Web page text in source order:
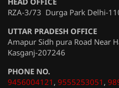
RZA-3/73 Durga Park Delhi-
UTTAR PRADESH OFFICE
Amapur Sidh pura Road Near
Kasganj-207246
PHONE NO.
9456004121 , 9555253051 ,